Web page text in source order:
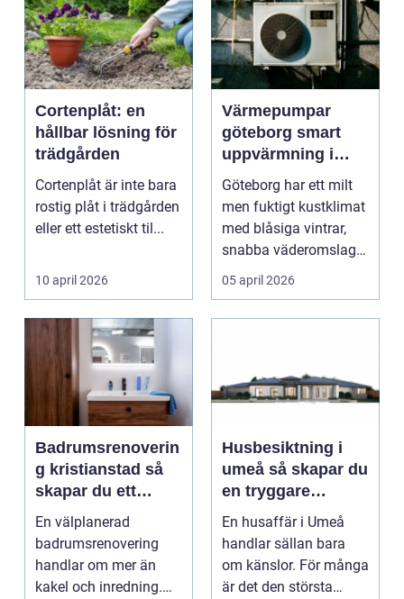
Cortenplåt: en
hållbar lösning för
trädgården
Cortenplåt är inte bara
rostig plåt i trädgården
eller ett estetiskt til...
10 april 2026
Värmepumpar
göteborg smart
uppvärmning i
kustklimat
Göteborg har ett milt
men fuktigt kustklimat
med blåsiga vintrar,
snabba väderomslag
och ofta hög lu...
05 april 2026
Badrumsrenoverin
g kristianstad så
skapar du ett
funktionellt och
hållbart badrum
En välplanerad
badrumsrenovering
handlar om mer än
kakel och inredning.
Husbesiktning i
umeå så skapar du
en tryggare
bostadsaffär
En husaffär i Umeå
handlar sällan bara
om känslor. För många
är det den största